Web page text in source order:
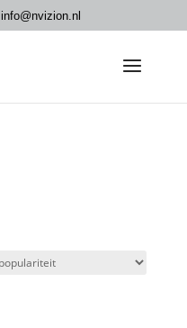
info@nvizion.nl